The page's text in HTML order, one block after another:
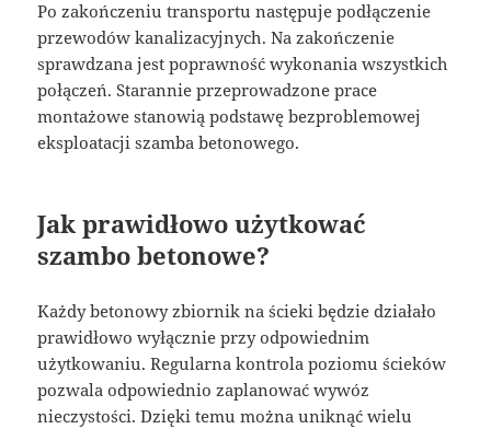
Po zakończeniu transportu następuje podłączenie
przewodów kanalizacyjnych. Na zakończenie
sprawdzana jest poprawność wykonania wszystkich
połączeń. Starannie przeprowadzone prace
montażowe stanowią podstawę bezproblemowej
eksploatacji szamba betonowego.
Jak prawidłowo użytkować
szambo betonowe?
Każdy betonowy zbiornik na ścieki będzie działało
prawidłowo wyłącznie przy odpowiednim
użytkowaniu. Regularna kontrola poziomu ścieków
pozwala odpowiednio zaplanować wywóz
nieczystości. Dzięki temu można uniknąć wielu